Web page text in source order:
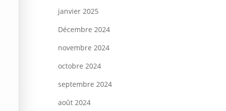
janvier 2025
Décembre 2024
novembre 2024
octobre 2024
septembre 2024
août 2024